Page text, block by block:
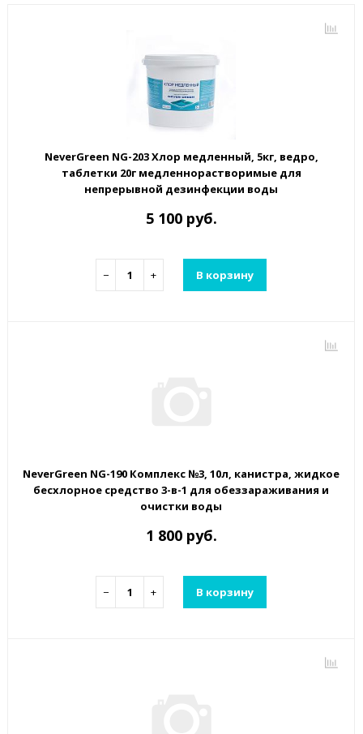
NeverGreen NG-203 Хлор медленный, 5кг, ведро,
таблетки 20г медленнорастворимые для
непрерывной дезинфекции воды
5 100 руб.
− + В корзину
NeverGreen NG-190 Комплекс №3, 10л, канистра, жидкое
бесхлорное средство 3-в-1 для обеззараживания и
очистки воды
1 800 руб.
− + В корзину